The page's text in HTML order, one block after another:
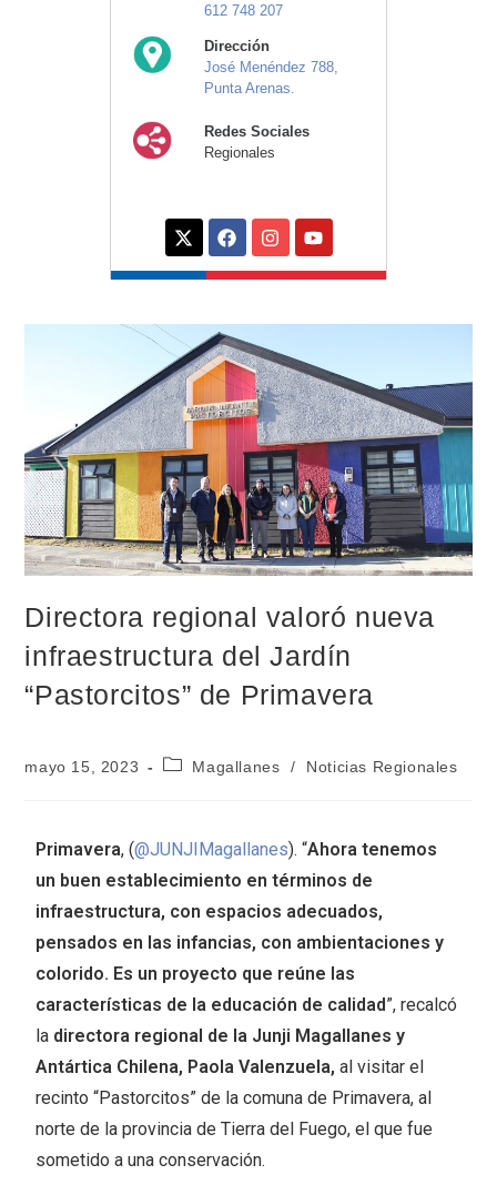
612 748 207
Dirección
José Menéndez 788,
Punta Arenas.
Redes Sociales
Regionales
Directora regional valoró nueva
infraestructura del Jardín
“Pastorcitos” de Primavera
mayo 15, 2023 Magallanes / Noticias Regionales
Primavera, (@JUNJIMagallanes). “Ahora tenemos
un buen establecimiento en términos de
infraestructura, con espacios adecuados,
pensados en las infancias, con ambientaciones y
colorido. Es un proyecto que reúne las
características de la educación de calidad”, recalcó
la directora regional de la Junji Magallanes y
Antártica Chilena, Paola Valenzuela, al visitar el
recinto “Pastorcitos” de la comuna de Primavera, al
norte de la provincia de Tierra del Fuego, el que fue
sometido a una conservación.